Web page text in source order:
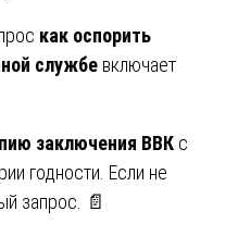
как оспорить
службе включает
заключения ВВК с
годности. Если не
запрос. 📄